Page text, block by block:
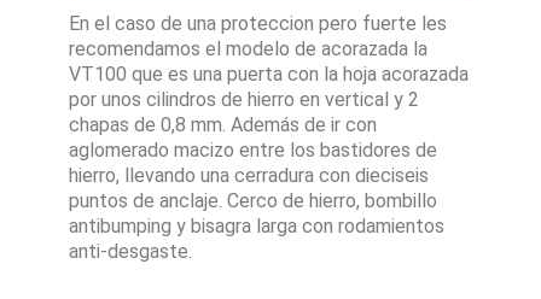
En el caso de una proteccion pero fuerte les
recomendamos el modelo de acorazada la
VT100 que es una puerta con la hoja acorazada
por unos cilindros de hierro en vertical y 2
chapas de 0,8 mm. Además de ir con
aglomerado macizo entre los bastidores de
hierro, llevando una cerradura con dieciseis
puntos de anclaje. Cerco de hierro, bombillo
antibumping y bisagra larga con rodamientos
anti-desgaste.